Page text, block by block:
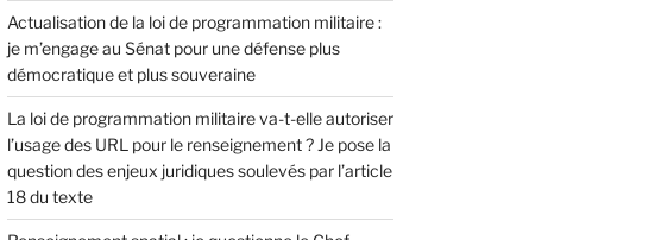
Actualisation de la loi de programmation militaire :
je m’engage au Sénat pour une défense plus
démocratique et plus souveraine
La loi de programmation militaire va-t-elle autoriser
l’usage des URL pour le renseignement ? Je pose la
question des enjeux juridiques soulevés par l’article
18 du texte